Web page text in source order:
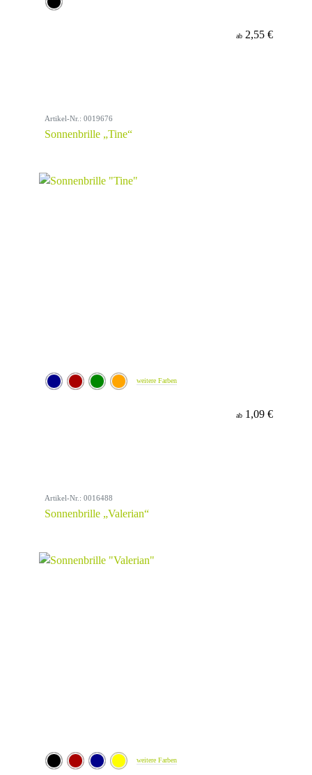
ab 2,55 €
Artikel-Nr.: 0019676
Sonnenbrille „Tine“
weitere Farben
ab 1,09 €
Artikel-Nr.: 0016488
Sonnenbrille „Valerian“
weitere Farben